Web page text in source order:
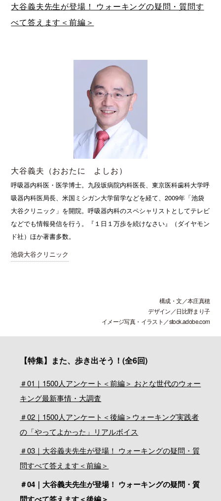
大谷義夫先生が登場！ ウォーキングの疑問・質問す
べて答えます＜前編＞
大谷義夫（おおたに よしお）
呼吸器内科医・医学博士。九段坂病院内科医長、東京医科歯科大学呼
吸器内科医局長、米国ミシガン大学留学などを経て、2009年「池袋
大谷クリニック」を開院。呼吸器内科のスペシャリストとしてテレビ
などでも情報発信を行う。『１日１万歩を続けなさい』（ダイヤモン
ド社）ほか著書多数。
池袋大谷クリニック
構成・文／本庄真穂
デザイン／日比野まり子
イメージ写真・イラスト／stock.adobe.com
【特集】また、歩き出そう！(全6回)
＃01｜1500人アンケート＜前編＞ おとな世代のウォー
キング最新事情・大調査
＃02｜1500人アンケート＜後編＞ウォーキング実践者
の「やってよかった」リアルボイス
＃03｜大谷義夫先生が登場！ ウォーキングの疑問・質
問すべて答えます＜前編＞
＃04｜大谷義夫先生が登場！ ウォーキングの疑問・質